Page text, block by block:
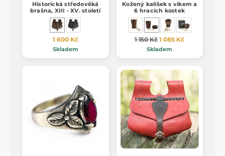
Historická středověká
brašna, XIII - XV. století
1 600 Kč
Skladem
Kožený kalíšek s víkem a
6 hracích kostek
1 150 Kč 1 085 Kč
Skladem